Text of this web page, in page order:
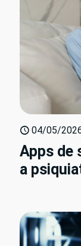
04/05/
Apps de
a